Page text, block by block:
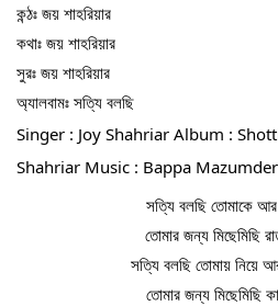
কন্ঠঃ জয় শাহরিয়ার
কথাঃ জয় শাহরিয়ার
সুরঃ জয় শাহরিয়ার
অ্যালবামঃ সত্যি বলছি
Singer : Joy Shahriar Album :
Shahriar Music : Bappa
সত্যি বলছি তোমাকে আর
তোমার জন্য মিছেমিছি
সত্যি বলছি তোমায় নিয়ে
তোমার জন্য মিছেমিছি